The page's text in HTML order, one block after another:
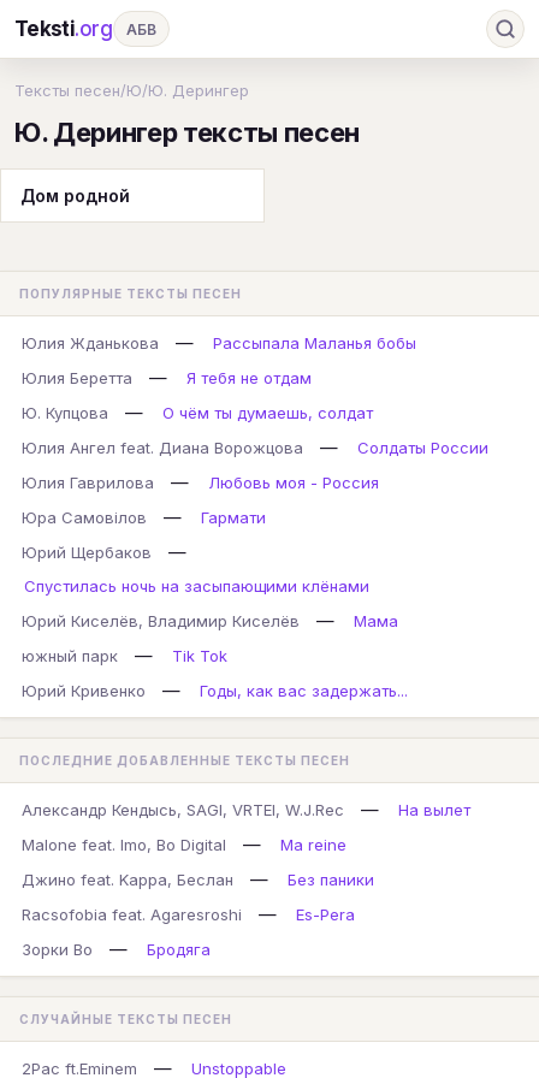
Teksti.org АБВ
И К Л М Н О
Т У Ф Х Ц
Я En A B C
H I J K L M N O P
Q R S T U V W X Y
Тексты песен/Ю/Ю. Дерингер
Ю. Дерингер тексты песен
Дом родной
ПОПУЛЯРНЫЕ ТЕКСТЫ ПЕСЕН
Юлия Жданькова —
Рассыпала Маланья бобы
Юлия Беретта
—
Я тебя не отдам
Ю. Купцова
—
О чём ты думаешь, солдат
Юлия Ангел feat. Диана Ворожцова
—
Солдаты России
Юлия Гаврилова
—
Любовь моя - Россия
Юра Самовілов
—
Гармати
Юрий Щербаков
—
Спустилась ночь на засыпающими клёнами
Юрий Киселёв, Владимир Киселёв
—
Мама
южный парк
—
Tik Tok
Юрий Кривенко
— Годы, как вас задержать...
ПОСЛЕДНИЕ ДОБАВЛЕННЫЕ ТЕКСТЫ ПЕСЕН
Александр Кендысь, SAGI, VRTEI, W.J.Rec —
На вылет
Malone feat. Imo, Bo Digital
—
Ma reine
Джино feat. Kappa, Беслан
—
Без паники
Racsofobia feat. Agaresroshi
—
Es-Pera
Зорки Во
— Бродяга
СЛУЧАЙНЫЕ ТЕКСТЫ ПЕСЕН
2Pac ft.Eminem — Unstoppable